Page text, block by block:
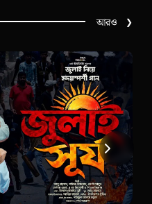
আরও ❯